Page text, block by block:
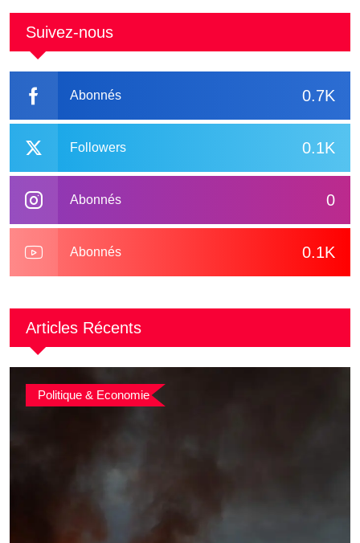
Suivez-nous
0.7K
Abonnés
0.1K
Followers
0
Abonnés
0.1K
Abonnés
Articles Récents
Politique & Economie